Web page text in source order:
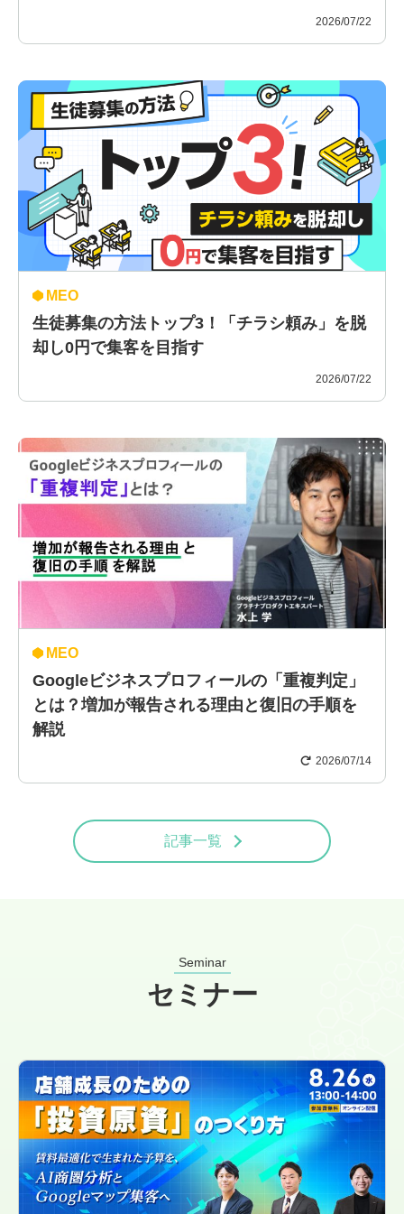
2026/07/22
MEO
生徒募集の方法トップ3！「チラシ頼み」を脱
却し0円で集客を目指す
2026/07/22
MEO
Googleビジネスプロフィールの「重複判定」
とは？増加が報告される理由と復旧の手順を
解説
2026/07/14
記事一覧
Seminar
セミナー